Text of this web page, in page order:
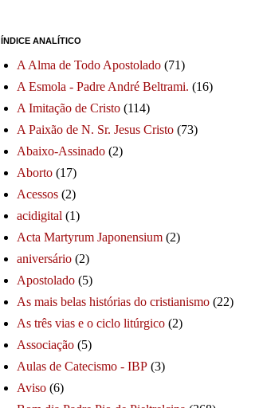
ÍNDICE ANALÍTICO
A Alma de Todo Apostolado (71)
A Esmola - Padre André Beltrami. (16)
A Imitação de Cristo (114)
A Paixão de N. Sr. Jesus Cristo (73)
Abaixo-Assinado (2)
Aborto (17)
Acessos (2)
acidigital (1)
Acta Martyrum Japonensium (2)
aniversário (2)
Apostolado (5)
As mais belas histórias do cristianismo (22)
As três vias e o ciclo litúrgico (2)
Associação (5)
Aulas de Catecismo - IBP (3)
Aviso (6)